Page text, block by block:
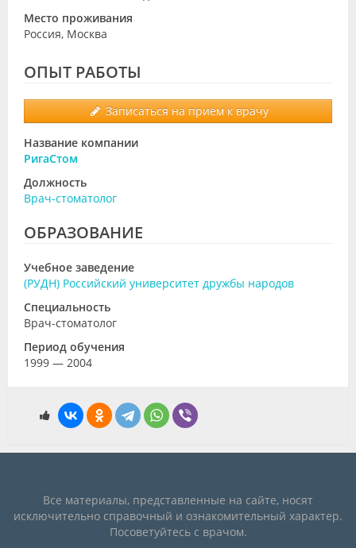
Блоги
Место проживания
Россия, Москва
ОПЫТ РАБОТЫ
Записаться на прием к врачу
Название компании
РигаСтом
Должность
Врач-стоматолог
ОБРАЗОВАНИЕ
Учебное заведение
(РУДН) Российский университет дружбы народов
Специальность
Врач-стоматолог
Период обучения
1999 — 2004
Все материалы, представленные на сайте, носят
исключительно справочный и ознакомительный характер.
Посоветуйтесь с врачом.